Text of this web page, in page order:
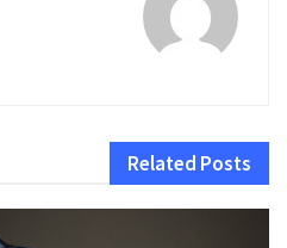
Related Posts